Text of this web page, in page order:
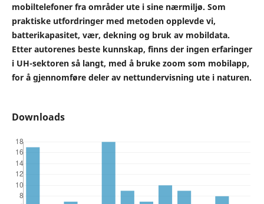
mobiltelefoner fra områder ute i sine nærmiljø. Som
praktiske utfordringer med metoden opplevde vi,
batterikapasitet, vær, dekning og bruk av mobildata.
Etter autorenes beste kunnskap, finns der ingen erfaringer
i UH-sektoren så langt, med å bruke zoom som mobilapp,
for å gjennomføre deler av nettundervisning ute i naturen.
Downloads